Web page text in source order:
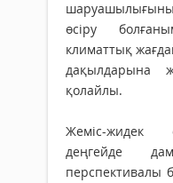
өсіру
климаттық
дақылдарына
қолайлы.
Жеміс-жидек
деңгейде
перспективалы